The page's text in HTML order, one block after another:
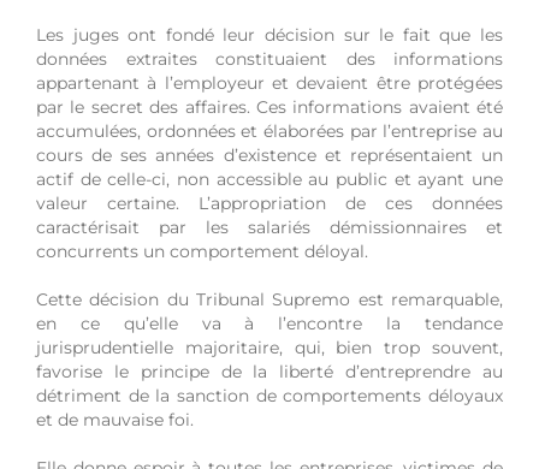
Les juges ont fondé leur décision sur le fait que les
données extraites constituaient des informations
appartenant à l’employeur et devaient être protégées
par le secret des affaires. Ces informations avaient été
accumulées, ordonnées et élaborées par l’entreprise au
cours de ses années d’existence et représentaient un
actif de celle-ci, non accessible au public et ayant une
valeur certaine. L’appropriation de ces données
caractérisait par les salariés démissionnaires et
concurrents un comportement déloyal.
Cette décision du Tribunal Supremo est remarquable,
en ce qu’elle va à l’encontre la tendance
jurisprudentielle majoritaire, qui, bien trop souvent,
favorise le principe de la liberté d’entreprendre au
détriment de la sanction de comportements déloyaux
et de mauvaise foi.